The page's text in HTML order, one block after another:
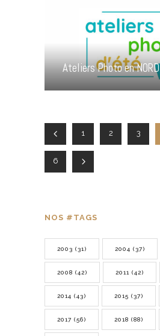
Ateliers Photo en NORD
1 2 3
6
NOS #TAGS
2003 (31) 2004 (37)
2008 (42) 2011 (42)
2014 (43) 2015 (37)
2017 (56) 2018 (88)